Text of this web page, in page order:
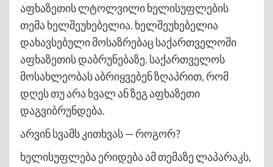
აფხაზეთის ლტოლვილი ხელისუფლების
თემა ხელშეუხებელია. ხელშეუხებელია
დახავსებული მოსაზრებაც საქართველოში
აფხაზეთის დაბრუნებაზე. საქართველოს
მოსახლეობას აბრიყვებენ ზღაპრით, რომ
დღეს თუ არა ხვალ ან ზეგ აფხაზეთი
დაგვიბრუნდება.
არვინ სვამს კითხვას — როგორ?
ხელისუფლება ერიდება ამ თემაზე ლაპარაკს,